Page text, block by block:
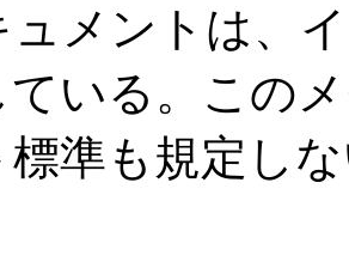
ュメントは、
ている。この
標準も規定し